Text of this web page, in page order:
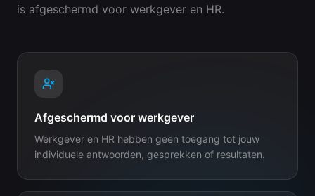
is afgeschermd voor werkgever en HR.
Afgeschermd voor werkgever
Werkgever en HR hebben geen toegang tot jouw
individuele antwoorden, gesprekken of resultaten.